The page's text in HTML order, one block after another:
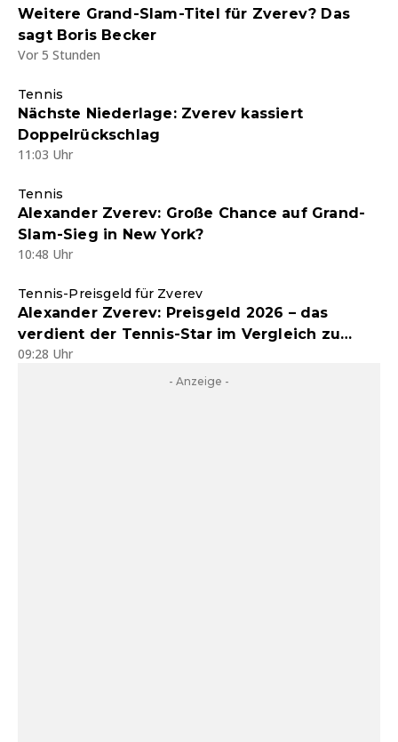
Weitere Grand-Slam-Titel für Zverev? Das
sagt Boris Becker
Vor 5 Stunden
Tennis
Nächste Niederlage: Zverev kassiert
Doppelrückschlag
11:03 Uhr
Tennis
Alexander Zverev: Große Chance auf Grand-
Slam-Sieg in New York?
10:48 Uhr
Tennis-Preisgeld für Zverev
Alexander Zverev: Preisgeld 2026 – das
verdient der Tennis-Star im Vergleich zu
Legende Boris Becker
09:28 Uhr
- Anzeige -